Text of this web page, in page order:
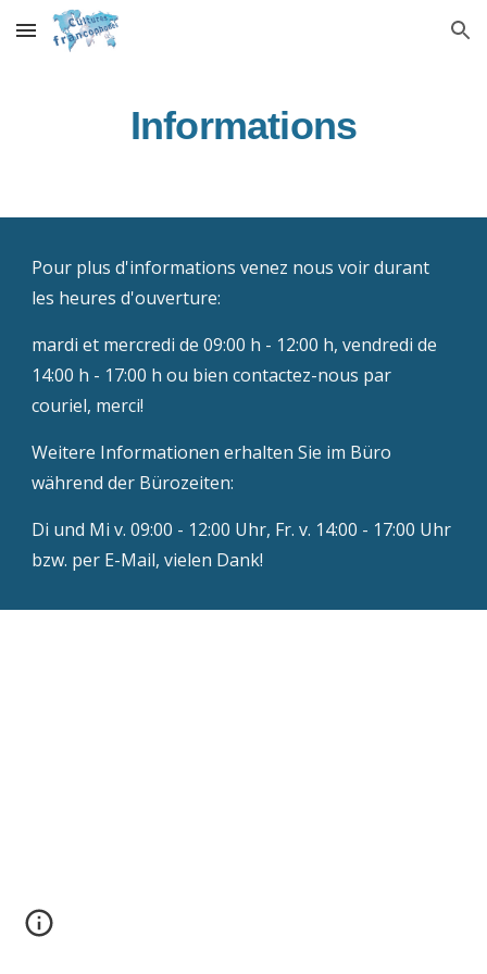
Skip to main content Skip to navigation
Informations
Pour plus d'informations venez nous voir durant
les heures d'ouverture:
mardi et mercredi de 09:00 h - 12:00 h, vendredi de
14:00 h - 17:00 h ou bien contactez-nous par
couriel, merci!
Weitere Informationen erhalten Sie im Büro
während der Bürozeiten:
Di und Mi v. 09:00 - 12:00 Uhr, Fr. v. 14:00 - 17:00 Uhr
bzw. per E-Mail, vielen Dank!